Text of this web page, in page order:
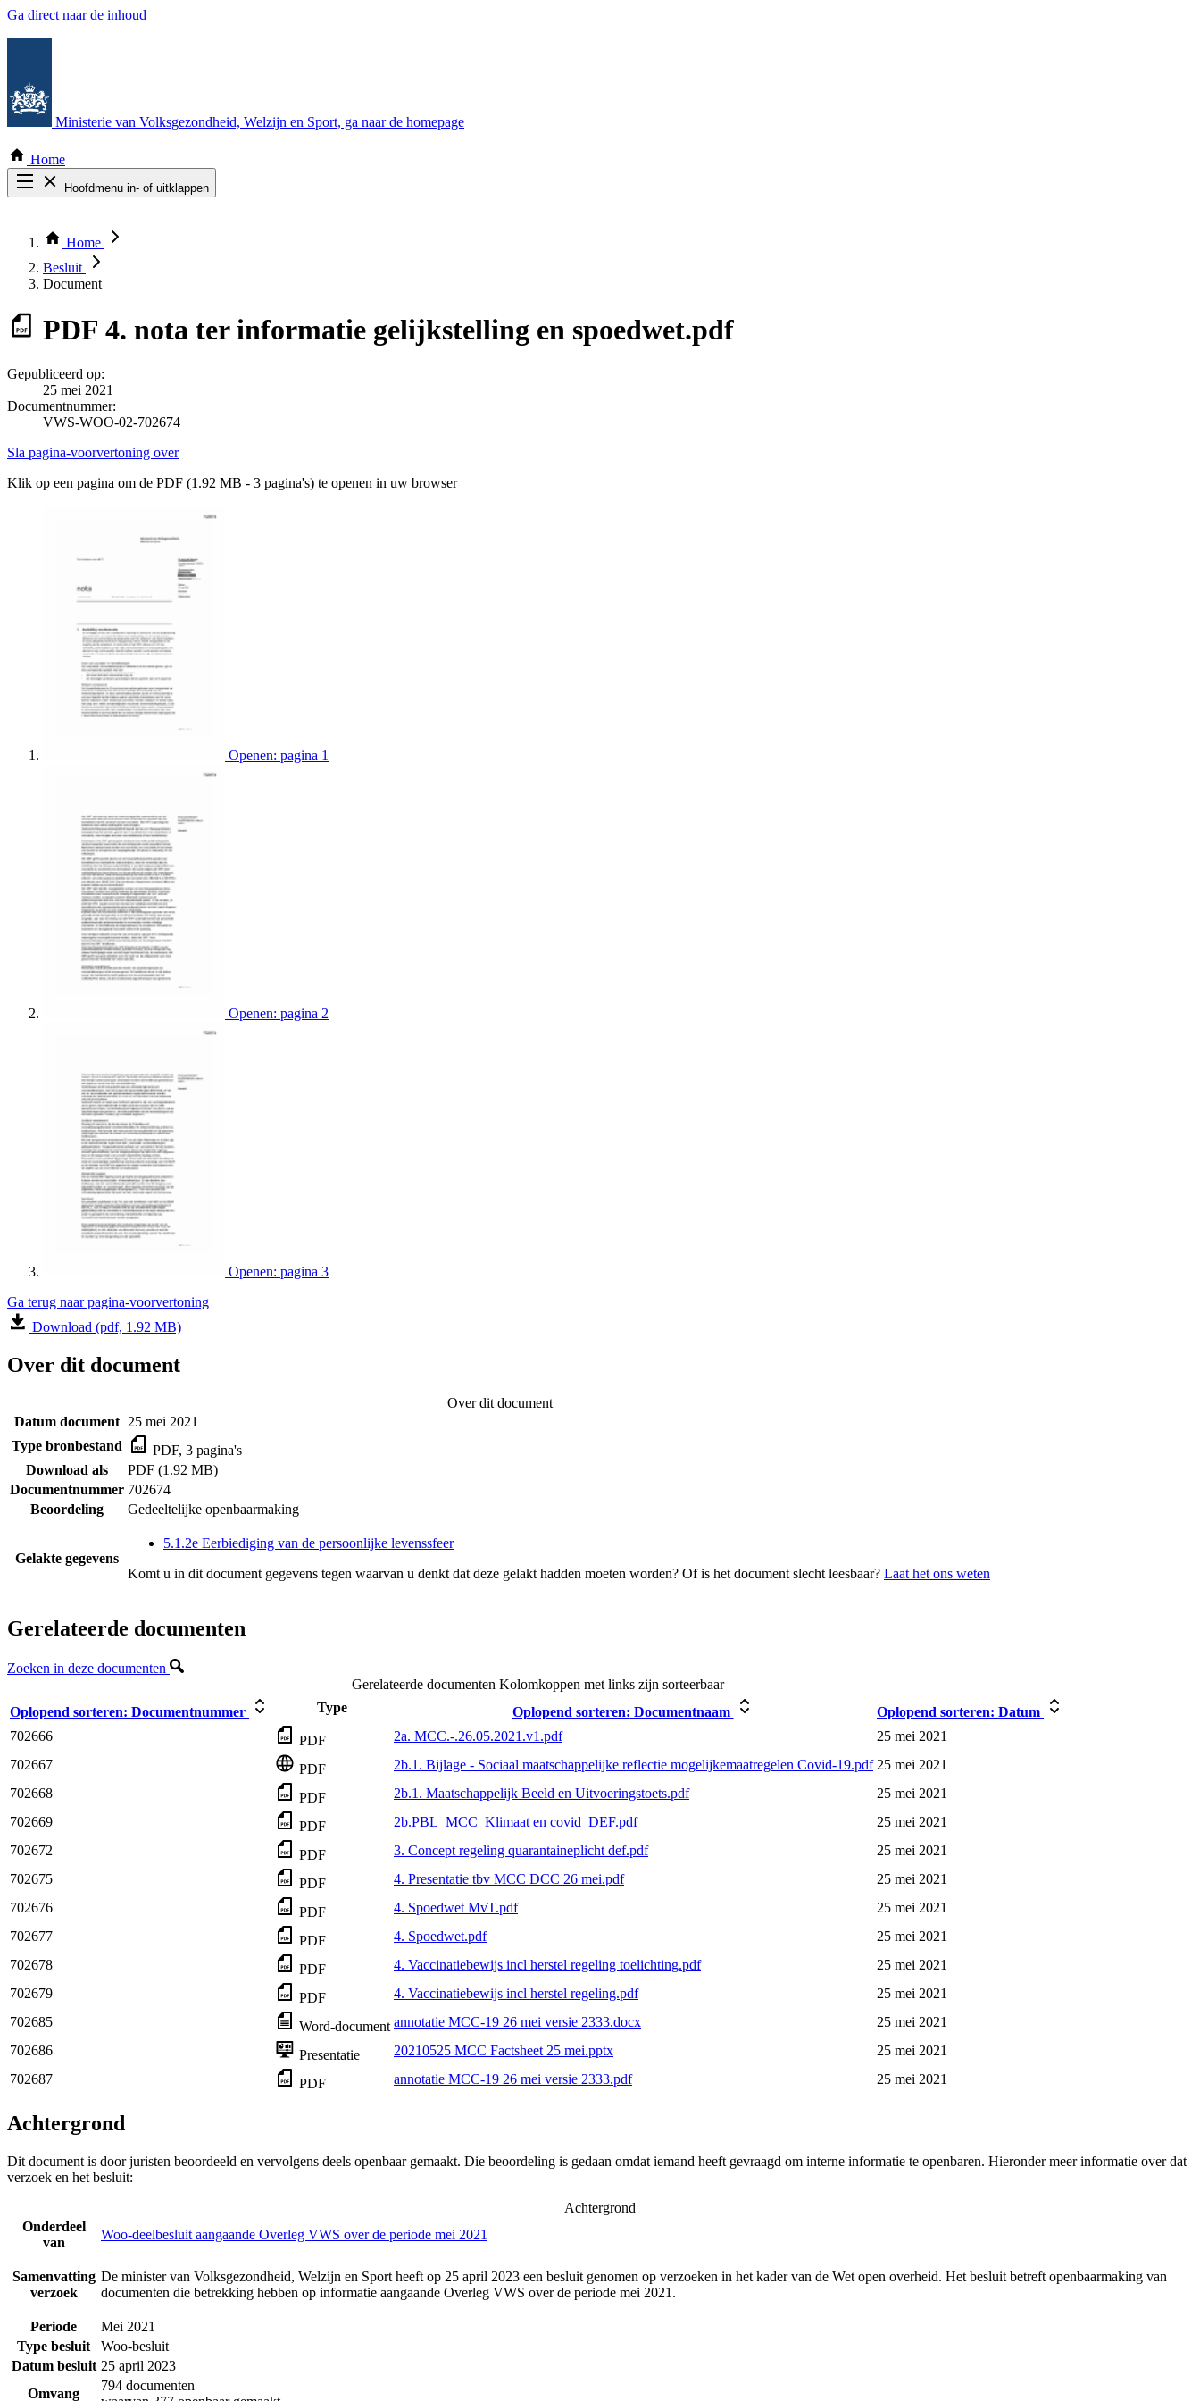
Ga direct naar de inhoud
Ministerie van Volksgezondheid, Welzijn en Sport, ga naar de homepage
Home
Hoofdmenu in- of uitklappen
Thema COVID-19
Bekijk per bestuursorgaan
Home
Besluit
Document
PDF 4. nota ter informatie gelijkstelling en spoedwet.pdf
Gepubliceerd op:
25 mei 2021
Documentnummer:
VWS-WOO-02-702674
Sla pagina-voorvertoning over
Klik op een pagina om de PDF (1.92 MB - 3 pagina's) te openen in uw browser
Openen: pagina 1
Openen: pagina 2
Openen: pagina 3
Ga terug naar pagina-voorvertoning
Download (pdf, 1.92 MB)
Over dit document
Over dit document
Datum document 25 mei 2021
Type bronbestand
PDF, 3 pagina's
Download als
PDF (1.92 MB)
Documentnummer 702674
Beoordeling
Gedeeltelijke openbaarmaking
Gelakte gegevens
5.1.2e Eerbiediging van de persoonlijke levenssfeer
Komt u in dit document gegevens tegen waarvan u denkt dat deze gelakt hadden moeten worden? Of is het document slecht leesbaar? Laat het ons weten
Gerelateerde documenten
Zoeken in deze documenten
Gerelateerde documenten Kolomkoppen met links zijn sorteerbaar
Oplopend sorteren: Documentnummer Type Oplopend sorteren: Documentnaam Oplopend sorteren: Datum
702666
PDF 2a. MCC.-.26.05.2021.v1.pdf
25 mei 2021
702667
PDF 2b.1. Bijlage - Sociaal maatschappelijke reflectie mogelijkemaatregelen Covid-19.pdf 25 mei 2021
702668
PDF 2b.1. Maatschappelijk Beeld en Uitvoeringstoets.pdf
25 mei 2021
702669
PDF 2b.PBL_MCC_Klimaat en covid_DEF.pdf
25 mei 2021
702672
PDF 3. Concept regeling quarantaineplicht def.pdf
25 mei 2021
702675
PDF 4. Presentatie tbv MCC DCC 26 mei.pdf
25 mei 2021
702676
PDF 4. Spoedwet MvT.pdf
25 mei 2021
702677
PDF 4. Spoedwet.pdf
25 mei 2021
702678
PDF 4. Vaccinatiebewijs incl herstel regeling toelichting.pdf
25 mei 2021
702679
PDF 4. Vaccinatiebewijs incl herstel regeling.pdf
25 mei 2021
702685
Word-document annotatie MCC-19 26 mei versie 2333.docx
25 mei 2021
702686
Presentatie 20210525 MCC Factsheet 25 mei.pptx
25 mei 2021
702687
PDF annotatie MCC-19 26 mei versie 2333.pdf 25 mei 2021
Achtergrond
Dit document is door juristen beoordeeld en vervolgens deels openbaar gemaakt. Die beoordeling is gedaan omdat iemand heeft gevraagd om interne informatie te openbaren. Hieronder meer informatie over dat
verzoek en het besluit:
Achtergrond
Onderdeel
van
Woo-deelbesluit aangaande Overleg VWS over de periode mei 2021
Samenvatting
verzoek
De minister van Volksgezondheid, Welzijn en Sport heeft op 25 april 2023 een besluit genomen op verzoeken in het kader van de Wet open overheid. Het besluit betreft openbaarmaking van
documenten die betrekking hebben op informatie aangaande Overleg VWS over de periode mei 2021.
Periode
Mei 2021
Type besluit
Woo-besluit
Datum besluit 25 april 2023
Omvang
794 documenten